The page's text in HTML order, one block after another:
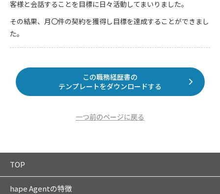
客様と会話することを目標に日々活動してまいりました。
その結果、月〇件の契約を獲得し目標を達成することができまし
た。
この職務経歴書の
テンプレートをダウンロードする
一つ前のページに戻る
TOP
hape Agentの特徴